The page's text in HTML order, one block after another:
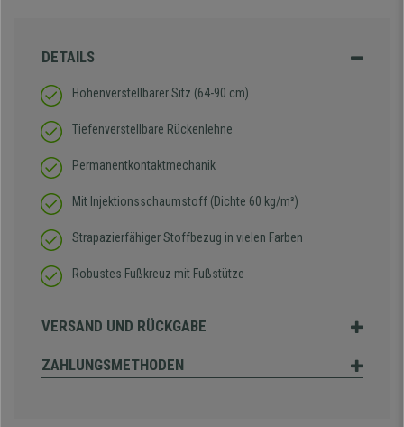
DETAILS
Höhenverstellbarer Sitz (64-90 cm)
Tiefenverstellbare Rückenlehne
Permanentkontaktmechanik
Mit Injektionsschaumstoff (Dichte 60 kg/m³)
Strapazierfähiger Stoffbezug in vielen Farben
Robustes Fußkreuz mit Fußstütze
VERSAND UND RÜCKGABE
ZAHLUNGSMETHODEN